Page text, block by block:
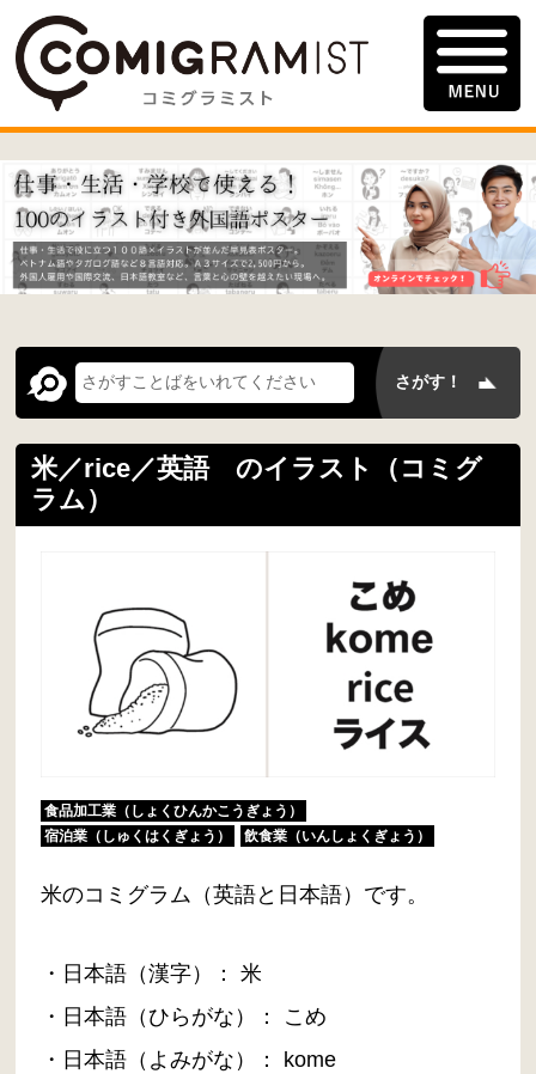
米／rice／英語 のイラスト（コミグ
ラム）
食品加工業（しょくひんかこうぎょう）
宿泊業（しゅくはくぎょう）
飲食業（いんしょくぎょう）
米のコミグラム（英語と日本語）です。
・日本語（漢字）： 米
・日本語（ひらがな）： こめ
・日本語（よみがな）： kome